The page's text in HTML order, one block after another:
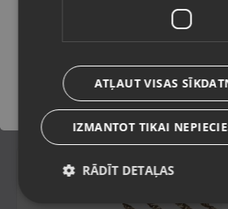
Stāvoklis Restaurēts (Garantija 24
206.00 €
9.37€/mēn.
Saglabāt
ATĻAUT VISAS
IZMANTOT TIKAI
RĀDĪT DETAĻAS